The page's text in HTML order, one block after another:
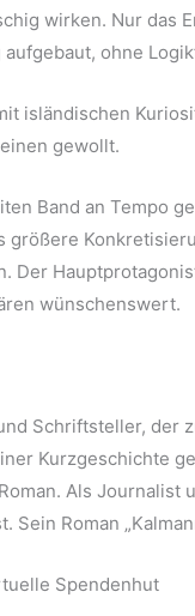
wirken. Nur das
ohne
isländischen
gewollt.
Band an Tempo
Der
wünschenswert.
Schriftsteller, der
Kurzgeschichte
Als Journalist
Roman
Spendenhut